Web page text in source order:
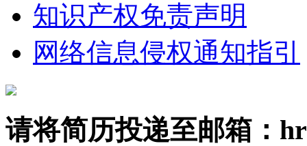
知识产权免责声明
网络信息侵权通知指引
请将简历投递至邮箱：